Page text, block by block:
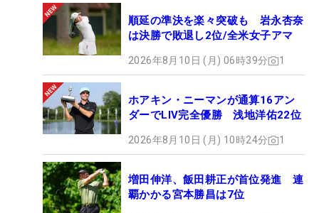
順延の準決を楽々突破も 岩永杏奈
は決勝で敗退し2位/全米女子アマ
2026年8月10日 (月) 06時39分 1
ホアキン・ニーマンが通算16アン
ダーでLIV完全優勝 浅地洋佑22位
2026年8月10日 (月) 10時24分 1
増田伸洋、飯田耕正が首位発進 連
覇かかる宮本勝昌は7位